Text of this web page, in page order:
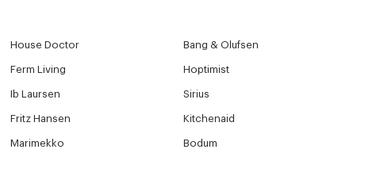
House Doctor Bang & Olufsen
Ferm Living Hoptimist
Ib Laursen Sirius
Fritz Hansen Kitchenaid
Marimekko Bodum